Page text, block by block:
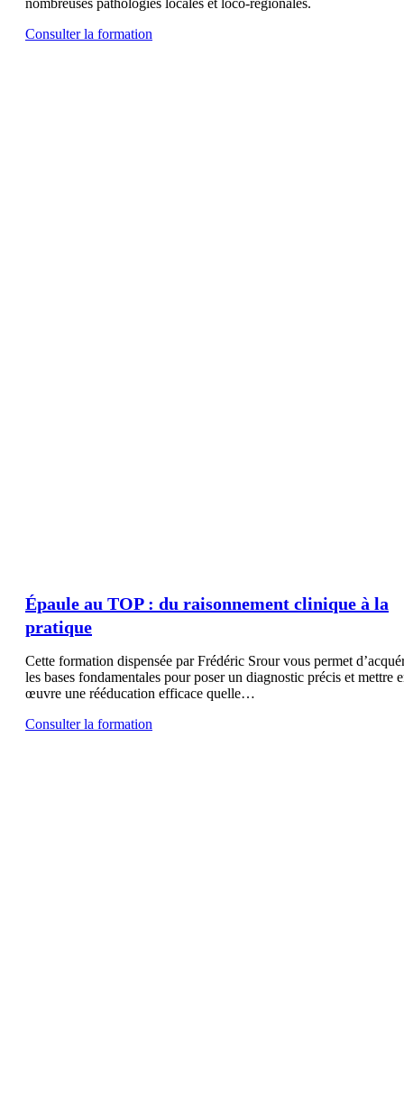
Consulter la formation
Épaule au TOP : du raisonnement clinique à la
pratique
Cette formation dispensée par Frédéric Srour vous permet
les bases fondamentales pour poser un diagnostic précis et mettre
œuvre une rééducation efficace quelle…
Consulter la formation